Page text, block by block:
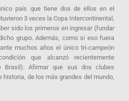
país que tiene dos de ellos en el
3 veces la Copa Intercontinental,
sido los primeros en ingresar (fundar
grupo. Además, como si eso fuera
muchos años el único tri-campeón
que alcanzó recientemente
Brasil). Afirmar que sus dos clubes
historia, de los más grandes del mundo,